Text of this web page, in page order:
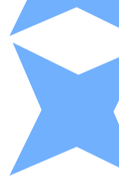
Compra
Comprar con
Transferencia
Añade fondos
Comprar con
Tarjeta de
Utiliza tarjetas